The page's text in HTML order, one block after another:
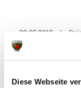
Diese Webseite
29.05.2019 |
verlieren
Nach dem